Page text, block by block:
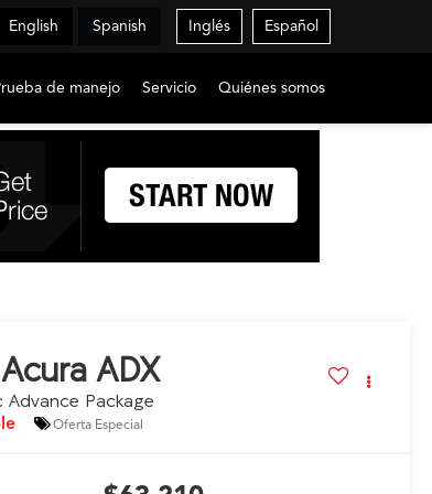
English Spanish Inglés Español
de manejo Servicio Quiénes somos
Acura ADX
Package
Oferta Especial